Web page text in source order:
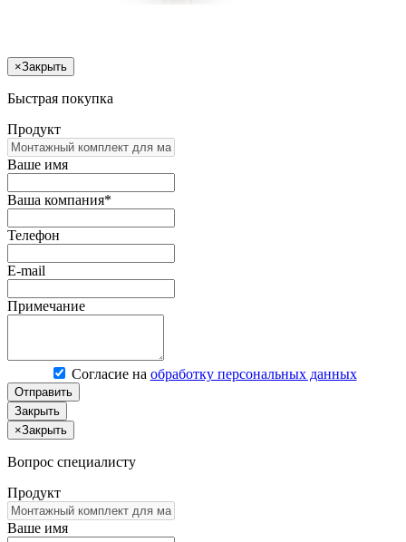
×Закрыть
Быстрая покупка
Продукт
Ваше имя
Ваша компания*
Телефон
E-mail
Примечание
Согласие на обработку персональных данных
Отправить
Закрыть
×Закрыть
Вопрос специалисту
Продукт
Ваше имя